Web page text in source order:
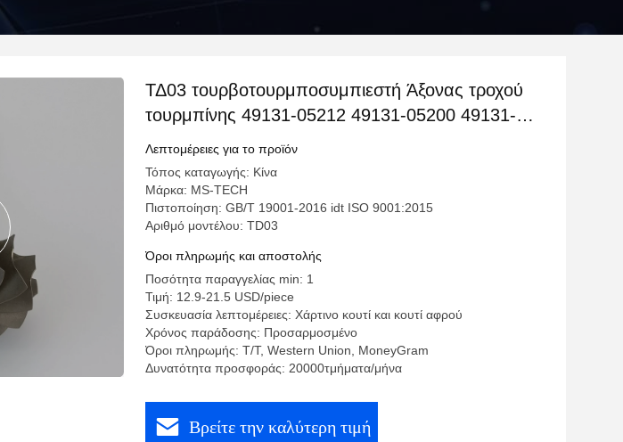
ΤΔ03 τουρβοτουρμποσυμπιεστή Άξονας τροχού
τουρμπίνης 49131-05212 49131-05200 49131-
05210 49131-06001 49131-06003 49131-06004
Λεπτομέρειες για το προϊόν
Τόπος καταγωγής: Κίνα
Μάρκα: MS-TECH
Πιστοποίηση: GB/T 19001-2016 idt ISO 9001:2015
Αριθμό μοντέλου: TD03
Όροι πληρωμής και αποστολής
Ποσότητα παραγγελίας min: 1
Τιμή: 12.9-21.5 USD/piece
Συσκευασία λεπτομέρειες: Χάρτινο κουτί και κουτί αφρού
Χρόνος παράδοσης: Προσαρμοσμένο
Όροι πληρωμής: T/T, Western Union, MoneyGram
Δυνατότητα προσφοράς: 20000τμήματα/μήνα
Βρείτε την καλύτερη τιμή